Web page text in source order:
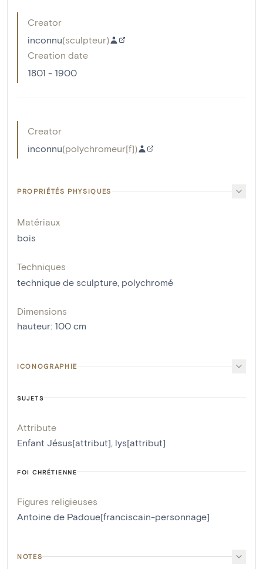
Creator
inconnu(sculpteur)
Creation date
1801 - 1900
Creator
inconnu(polychromeur[f])
PROPRIÉTÉS PHYSIQUES
Matériaux
bois
Techniques
technique de sculpture, polychromé
Dimensions
hauteur: 100 cm
ICONOGRAPHIE
SUJETS
Attribute
Enfant Jésus[attribut], lys[attribut]
FOI CHRÉTIENNE
Figures religieuses
Antoine de Padoue[franciscain-personnage]
NOTES